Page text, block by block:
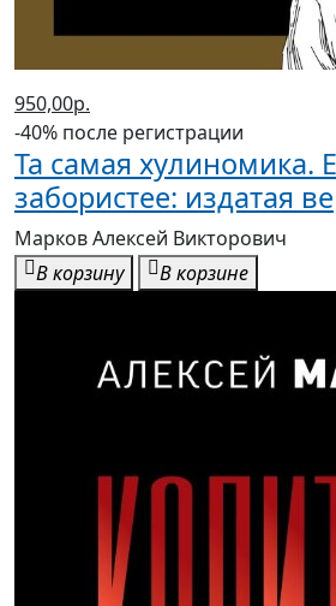
950,00р.
-40% после регистрации
Та самая хулиномика.
забористее: издатая
Марков Алексей Викторович
В корзину
В корзине